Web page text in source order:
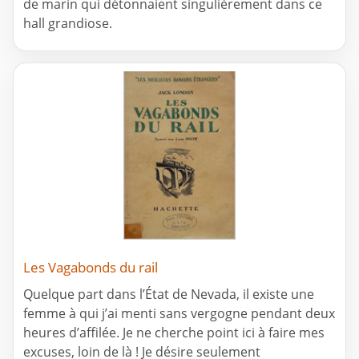
de marin qui détonnaient singulièrement dans ce
hall grandiose.
Les Vagabonds du rail
Quelque part dans l’État de Nevada, il existe une
femme à qui j’ai menti sans vergogne pendant deux
heures d’affilée. Je ne cherche point ici à faire mes
excuses, loin de là ! Je désire seulement